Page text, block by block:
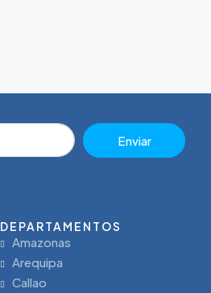
Enviar
DEPARTAMENTOS
Amazonas
Arequipa
Callao